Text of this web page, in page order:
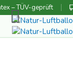
Zum
Inhalt
springen
– TÜV-geprüft